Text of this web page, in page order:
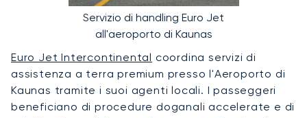
Servizio di handling Euro Jet
all'aeroporto di Kaunas
Euro Jet Intercontinental coordina servizi di
assistenza a terra premium presso l'Aeroporto di
Kaunas tramite i suoi agenti locali. I passeggeri
beneficiano di procedure doganali accelerate e di